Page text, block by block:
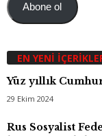
Abone ol
EN YENI
Yüz yıllık
29 Ekim 2024
Rus Sosyalist